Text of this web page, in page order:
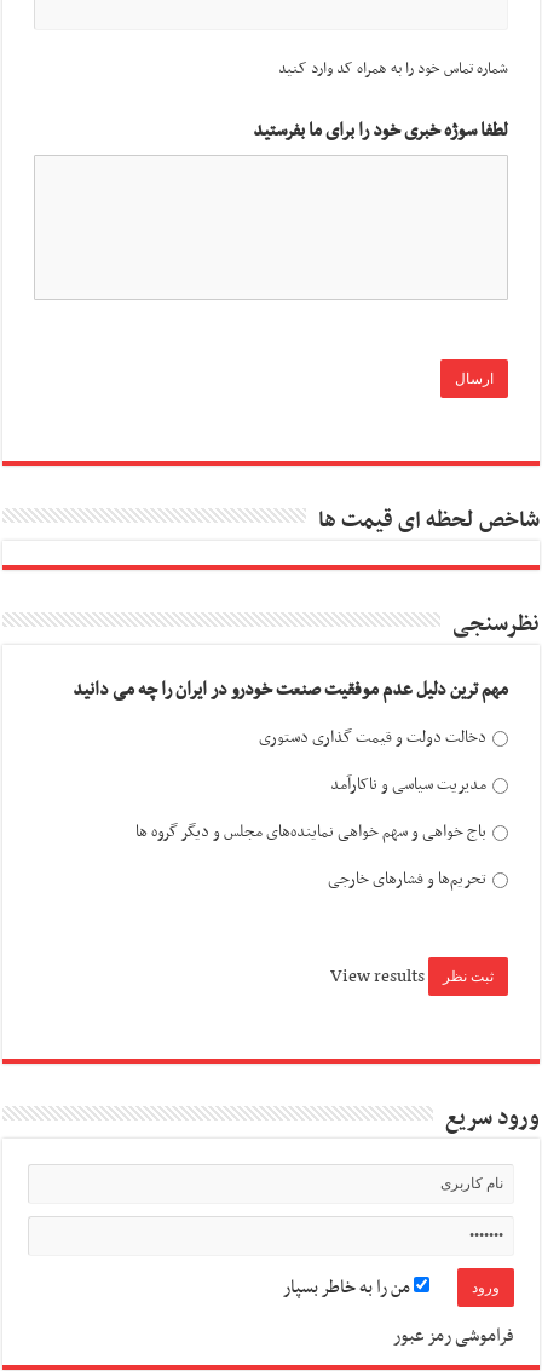
شماره تماس خود را به همراه کد وارد کنید
لطفا سوژه خبری خود را برای ما بفرستید
شاخص لحظه ای قیمت ها
نظرسنجی
مهم ترین دلیل عدم موفقیت صنعت خودرو در ایران را چه می دانید
دخالت دولت و قیمت گذاری دستوری
مدیریت سیاسی و ناکارآمد
باج خواهی و سهم خواهی نماینده‌های مجلس و دیگر گروه ها
تحریم‌ها و فشارهای خارجی
View results
ورود سریع
من را به خاطر بسپار
فراموشی رمز عبور